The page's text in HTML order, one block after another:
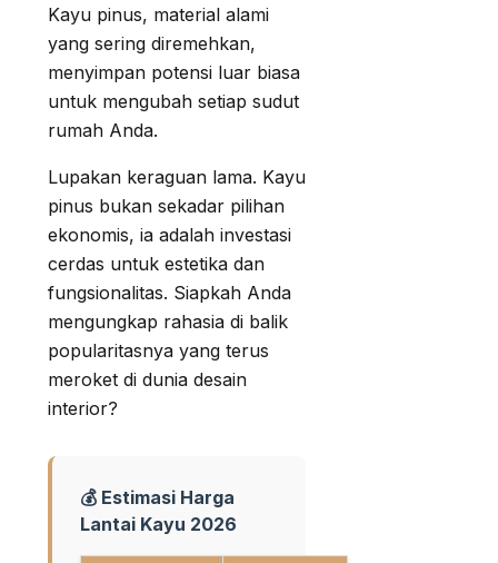
Kayu pinus, material alami
yang sering diremehkan,
menyimpan potensi luar biasa
untuk mengubah setiap sudut
rumah Anda.
Lupakan keraguan lama. Kayu
pinus bukan sekadar pilihan
ekonomis, ia adalah investasi
cerdas untuk estetika dan
fungsionalitas. Siapkah Anda
mengungkap rahasia di balik
popularitasnya yang terus
meroket di dunia desain
interior?
💰 Estimasi Harga
Lantai Kayu 2026